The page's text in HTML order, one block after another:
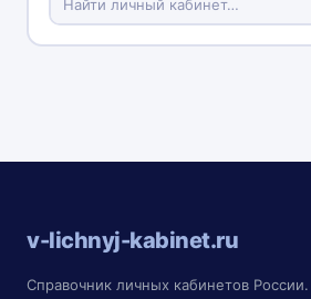
v-lichnyj-kabinet.ru
Справочник личных кабинетов